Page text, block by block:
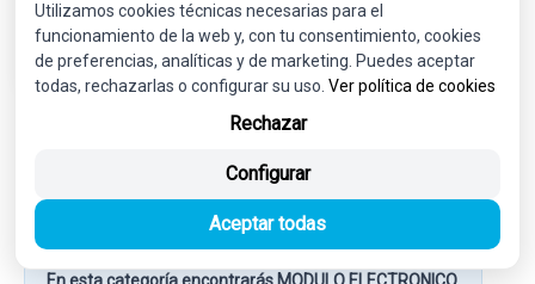
Más información sobre MODULO
ELECTRONICO A1669003407
Utilizamos cookies técnicas necesarias para el
funcionamiento de la web y, con tu consentimiento, cookies
de preferencias, analíticas y de marketing. Puedes aceptar
todas, rechazarlas o configurar su uso. Ver política de cookies
Rechazar
Configurar
Aceptar todas